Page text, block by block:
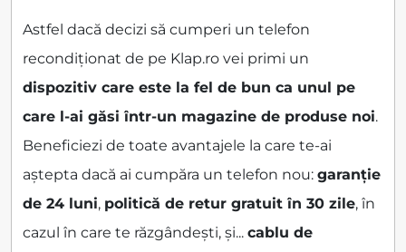
Astfel dacă decizi să cumperi un telefon
recondiționat de pe Klap.ro vei primi un
dispozitiv care este la fel de bun ca unul pe
care l-ai găsi într-un magazine de produse noi.
Beneficiezi de toate avantajele la care te-ai
aștepta dacă ai cumpăra un telefon nou: garanție
de 24 luni, politică de retur gratuit în 30 zile, în
cazul în care te răzgândești, și... cablu de